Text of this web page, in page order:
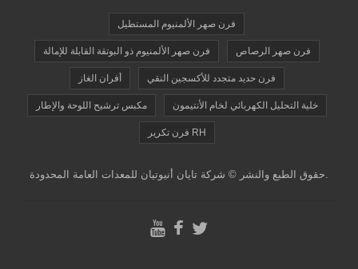
فرن صهر الألمنيوم المستطيل
فرن صهر الألمنيوم ذو البوتقة القابلة للإمالة فرن صهر الرصاص
أفران الغاز فرن حديد متجدد للأكسجين النقي
مكبس ترشيح اللوحة والإطار خلية التحليل الكهربائي لخام الأنتيمون
فرن تكرير RH